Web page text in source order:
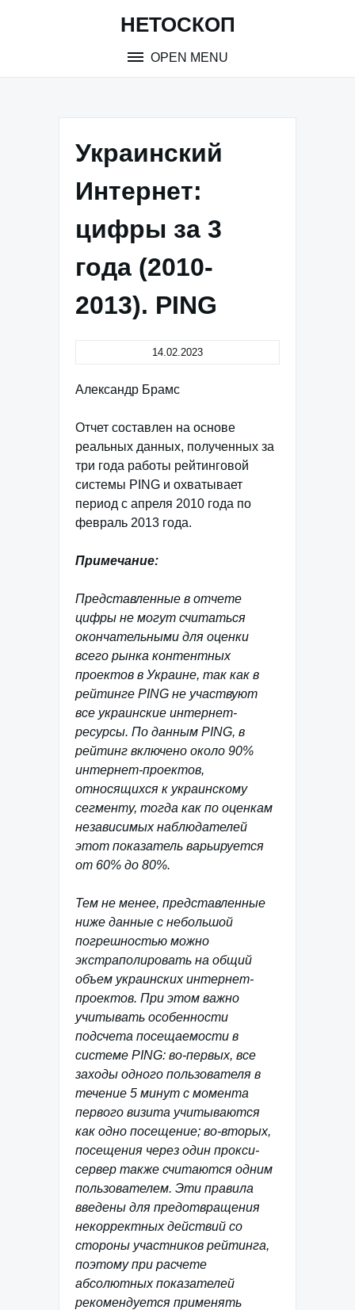
НЕТОСКОП
OPEN MENU
Украинский
Интернет:
цифры за 3
года (2010-
2013). PING
14.02.2023
Александр Брамс
Отчет составлен на основе
реальных данных, полученных за
три года работы рейтинговой
системы PING и охватывает
период с апреля 2010 года по
февраль 2013 года.
Примечание:
Представленные в отчете
цифры не могут считаться
окончательными для оценки
всего рынка контентных
проектов в Украине, так как в
рейтинге PING не участвуют
все украинские интернет-
ресурсы. По данным PING, в
рейтинг включено около 90%
интернет-проектов,
относящихся к украинскому
сегменту, тогда как по оценкам
независимых наблюдателей
этот показатель варьируется
от 60% до 80%.
Тем не менее, представленные
ниже данные с небольшой
погрешностью можно
экстраполировать на общий
объем украинских интернет-
проектов. При этом важно
учитывать особенности
подсчета посещаемости в
системе PING: во-первых, все
заходы одного пользователя в
течение 5 минут с момента
первого визита учитываются
как одно посещение; во-вторых,
посещения через один прокси-
сервер также считаются одним
пользователем. Эти правила
введены для предотвращения
некорректных действий со
стороны участников рейтинга,
поэтому при расчете
абсолютных показателей
рекомендуется применять